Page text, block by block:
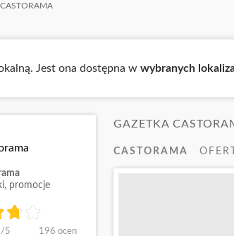
CASTORAMA
Jest ona dostępna w wybranych
GAZETKA
CASTORAMA
promocje
/5 196 ocen